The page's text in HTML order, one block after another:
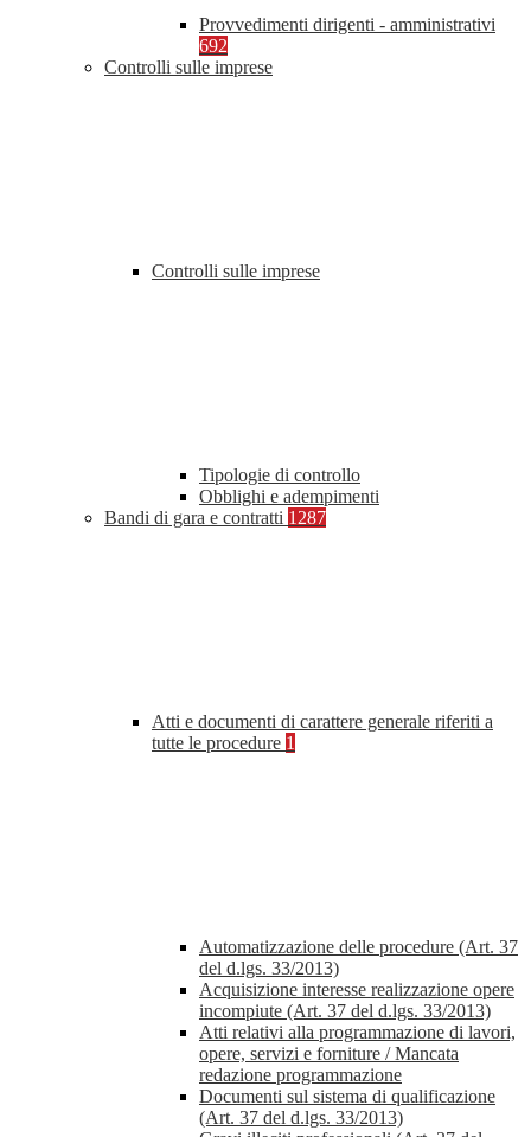
Provvedimenti dirigenti - amministrativi
692
Controlli sulle imprese
Controlli sulle imprese
Tipologie di controllo
Obblighi e adempimenti
Bandi di gara e contratti 1287
Atti e documenti di carattere generale riferiti a
tutte le procedure 1
Automatizzazione delle procedure (Art. 37
del d.lgs. 33/2013)
Acquisizione interesse realizzazione opere
incompiute (Art. 37 del d.lgs. 33/2013)
Atti relativi alla programmazione di lavori,
opere, servizi e forniture / Mancata
redazione programmazione
Documenti sul sistema di qualificazione
(Art. 37 del d.lgs. 33/2013)